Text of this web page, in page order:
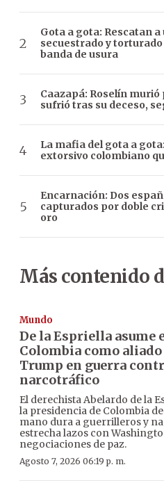
Gota a gota: Rescatan
secuestrado y
banda de usura
Caazapá: Roselín
sufrió tras su deceso,
La mafia del gota a
extorsivo colombiano
Encarnación: Dos
capturados por doble
oro
Más contenido
Mundo
De la Espriella asume
Colombia como aliado
Trump en guerra
narcotráfico
El derechista Abelardo de la
la presidencia de Colombia
mano dura a guerrilleros y
estrecha lazos con
negociaciones de paz.
Agosto 7, 2026 06:19 p. m.